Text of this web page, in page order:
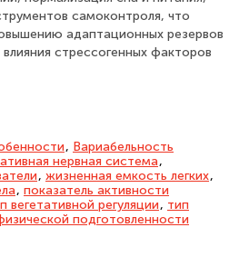
самоконтроля, что
адаптационных резервов
стрессогенных факторов
, Вариабельность
нервная система,
, жизненная емкость легких,
, показатель активности
вегетативной регуляции, тип
подготовленности